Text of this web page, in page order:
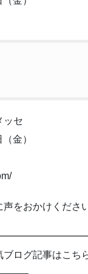
ッセ
金）
をおかけくださ
ログ記事はこち